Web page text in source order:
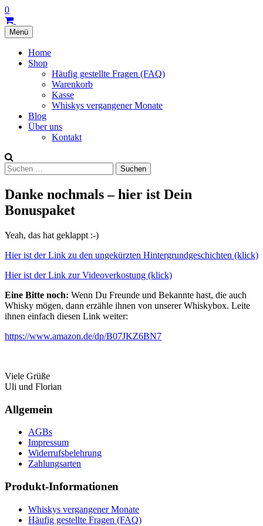
Skip
to
content
0
Whiskybox
Whisky
Tasting
Menü
Home
Shop
Häufig gestellte Fragen (FAQ)
Warenkorb
Kasse
Whiskys vergangener Monate
Blog
Über uns
Kontakt
Suchen
nach:
Danke nochmals – hier ist Dein
Bonuspaket
Yeah, das hat geklappt :-)
Hier ist der Link zu den ungekürzten Hintergrundgeschichten (klick)
Hier ist der Link zur Videoverkostung (klick)
Eine Bitte noch: Wenn Du Freunde und Bekannte hast, die auch
Whisky mögen, dann erzähle ihnen von unserer Whiskybox. Leite
ihnen einfach diesen Link weiter:
https://www.amazon.de/dp/B07JKZ6BN7
Viele Grüße
Uli und Florian
Allgemein
AGBs
Impressum
Widerrufsbelehrung
Zahlungsarten
Produkt-Informationen
Whiskys vergangener Monate
Häufig gestellte Fragen (FAQ)